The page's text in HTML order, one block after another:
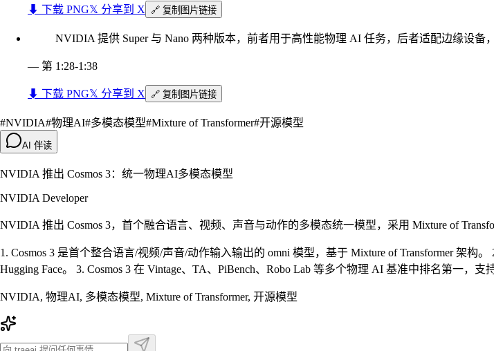
⬇︎ 下载 PNG𝕏 分享到 X 🔗 复制图片链接
NVIDIA 提供 Super 与 Nano 两种版本，前者用于高性能物理 AI 任务，后者适配边缘设备
— 第 1:28-1:38
⬇︎ 下载 PNG𝕏 分享到 X 🔗 复制图片链接
#NVIDIA#物理AI#多模态模型#Mixture of Transformer#开源模型
AI 伴读
NVIDIA 推出 Cosmos 3：统一物理AI多模态模型
NVIDIA Developer
NVIDIA 推出 Cosmos 3，首个融合语言、视频、声音与动作的多模态统一模型，采用 Mixture of
1. Cosmos 3 是首个整合语言/视频/声音/动作输入输出的 omni 模型，基于 Mixture of Transformer 架
Hugging Face。 3. Cosmos 3 在 Vintage、TA、PiBench、Robo Lab 等多个物理 AI 基准中排名第一，支
NVIDIA, 物理AI, 多模态模型, Mixture of Transformer, 开源模型